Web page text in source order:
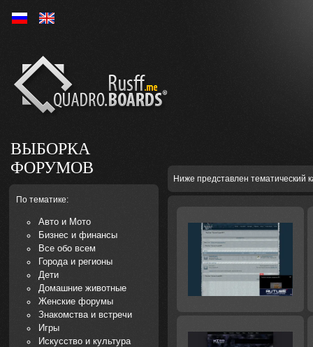
Ру En
ВЫБОРКА
ФОРУМОВ
По тематике:
Авто и Мото
Бизнес и финансы
Все обо всем
Города и регионы
Дети
Домашние животные
Женские форумы
Знакомства и встречи
Игры
Искусство и культура
Ниже представлен тематический